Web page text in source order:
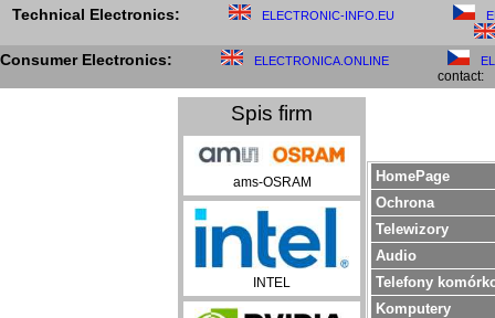
Technical Electronics: ELECTRONIC-INFO.EU
Consumer Electronics: ELECTRONICA.ONLINE
contact:
Spis firm
ams-OSRAM
INTEL
HomePage
Ochrona
Telewizory
Audio
Telefony
Komputery